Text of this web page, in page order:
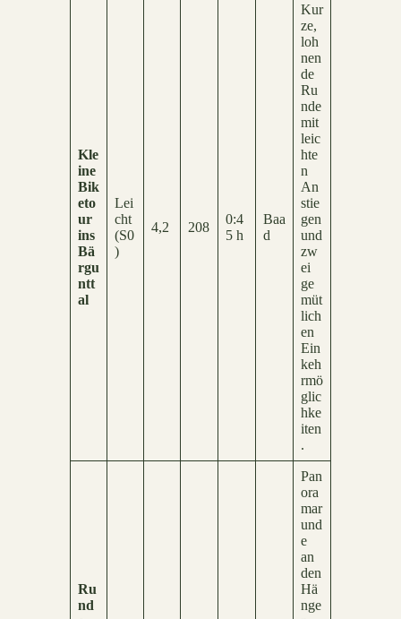
Kle
ine
Bik
eto
ur
ins
Bä
rgu
ntt
al
Lei
cht
(S0
)
4,2 208
0:4
5 h
Baa
d
Kur
ze,
loh
nen
de
Ru
nde
mit
leic
hte
n
An
stie
gen
und
zw
ei
ge
müt
lich
en
Ein
keh
rmö
glic
hke
iten
.
Ru
nd
Pan
ora
mar
und
e
an
den
Hä
nge